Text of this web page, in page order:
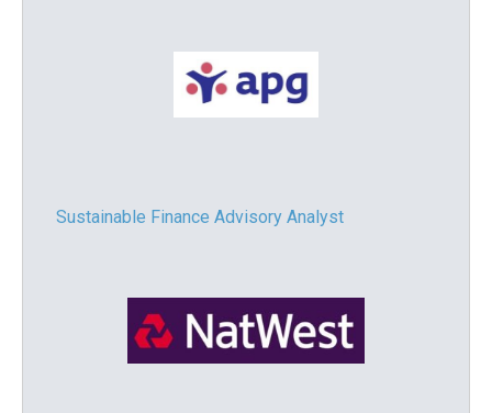
Sustainable Finance Advisory Analyst